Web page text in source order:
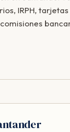
IRPH,